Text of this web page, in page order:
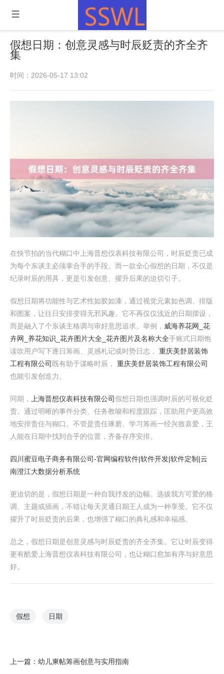
假想日期：创意灵感与时辰贬责的齐全齐
集
时间：2026-05-17 13:02
在快节拍的当代糊口中上海晋想仪表科技有限公司，时辰贬责已成
为每个东谈主必须掌合手的手段。而一款全心假想的日期，不仅是
纪录时辰的用具，更是引发创意、擢升后果的迫切引子。
假想日期将功能性与艺术性如胶如漆，通过视觉元素如色调、排版
和图案，让往日安排变得无邪风趣。它不再仅仅浅近的日期摆设，
而是融入了个东谈主格调与审好意思追求。举例， 威海养花网_花
卉网_养花知识_花卉图片大全_花卉图片及名称大全手账式日期饱
读吹用户写下逐日筹画、灵感札记或时势日志， 重庆美舒居装饰
工程有限公司 既有助于谋略时辰， 重庆美舒居装饰工程有限公司
也能引发创造力。
同期， 上海晋想仪表科技有限公司假想日期也强调时辰的可视化贬
责。通过明晰的事件分类、任务教唆和程度跟踪，匡助用户更高效
地安排责任与糊口。不管是责任琢磨、学习筹画一经兴致喜爱，王
人能在日期中找到合乎的位置，齐备存序安排。
四川蜜豆电子商务有限公司-官网编程软件|软件开发|软件定制|云
南澄江大数据分析系统
更迫切的是，假想日期是一种自我抒发的边幅。选拔我方可爱的格
调、主题或插画，不错让每天灵通日期王人成为一种享受。它不仅
擢升了时辰贬责的后果，也增强了糊口的典礼感和幸福感。
总之，假想日期是创意灵感与时辰贬责的齐全齐集。它让时辰变得
更有酷爱上海晋想仪表科技有限公司，也让糊口愈加有序与好意思
好。
假想 日期
上一篇： 幼儿柬帖筹画创意与实用指南